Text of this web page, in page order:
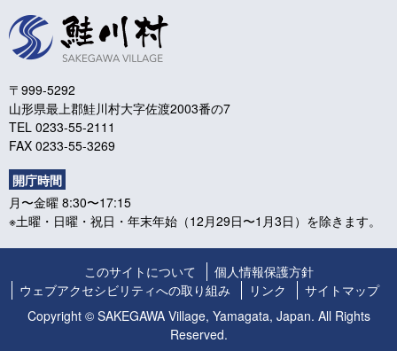
〒999-5292
山形県最上郡鮭川村大字佐渡2003番の7
TEL 0233-55-2111
FAX 0233-55-3269
開庁時間
月〜金曜 8:30〜17:15
※土曜・日曜・祝日・年末年始（12月29日〜1月3日）を除きます。
このサイトについて
個人情報保護方針
ウェブアクセシビリティへの取り組み
リンク
サイトマップ
Copyright © SAKEGAWA Village, Yamagata, Japan. All Rights
Reserved.